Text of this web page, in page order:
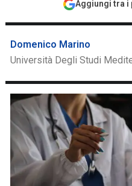
Aggiungi tra i
Domenico Marino
Università Degli Studi